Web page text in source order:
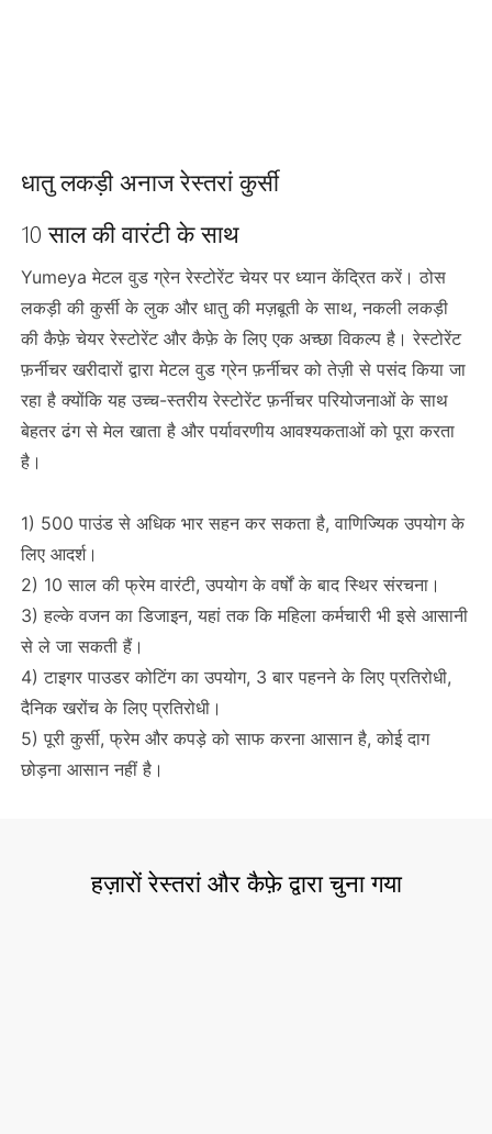
धातु लकड़ी अनाज रेस्तरां कुर्सी
10 साल की वारंटी के साथ
Yumeya मेटल वुड ग्रेन रेस्टोरेंट चेयर पर ध्यान केंद्रित करें। ठोस
लकड़ी की कुर्सी के लुक और धातु की मज़बूती के साथ, नकली लकड़ी
की कैफ़े चेयर रेस्टोरेंट और कैफ़े के लिए एक अच्छा विकल्प है। रेस्टोरेंट
फ़र्नीचर खरीदारों द्वारा मेटल वुड ग्रेन फ़र्नीचर को तेज़ी से पसंद किया जा
रहा है क्योंकि यह उच्च-स्तरीय रेस्टोरेंट फ़र्नीचर परियोजनाओं के साथ
बेहतर ढंग से मेल खाता है और पर्यावरणीय आवश्यकताओं को पूरा करता
है।
1) 500 पाउंड से अधिक भार सहन कर सकता है, वाणिज्यिक उपयोग के
लिए आदर्श।
2) 10 साल की फ्रेम वारंटी, उपयोग के वर्षों के बाद स्थिर संरचना।
3) हल्के वजन का डिजाइन, यहां तक ​​कि महिला कर्मचारी भी इसे आसानी
से ले जा सकती हैं।
4) टाइगर पाउडर कोटिंग का उपयोग, 3 बार पहनने के लिए प्रतिरोधी,
दैनिक खरोंच के लिए प्रतिरोधी।
5) पूरी कुर्सी, फ्रेम और कपड़े को साफ करना आसान है, कोई दाग
छोड़ना आसान नहीं है।
हज़ारों रेस्तरां और कैफ़े द्वारा चुना गया